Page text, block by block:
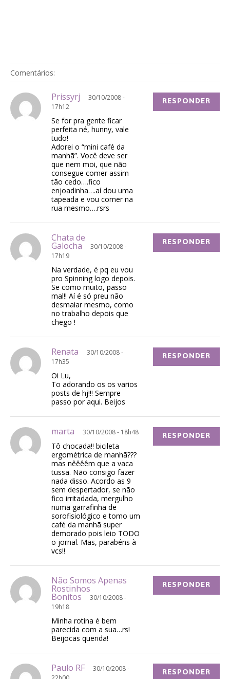
Comentários:
Prissyrj
30/10/2008 -
17h12
Se for pra gente ficar
perfeita né, hunny, vale
tudo!
Adorei o “mini café da
manhã”. Você deve ser
que nem moi, que não
consegue comer assim
tão cedo….fico
enjoadinha….aí dou uma
tapeada e vou comer na
rua mesmo….rsrs
RESPONDER
Chata de
Galocha
30/10/2008 -
17h19
Na verdade, é pq eu vou
pro Spinning logo depois.
Se como muito, passo
mal!! Aí é só preu não
desmaiar mesmo, como
no trabalho depois que
chego !
RESPONDER
Renata
30/10/2008 -
17h35
Oi Lu,
To adorando os os varios
posts de hj!!! Sempre
passo por aqui. Beijos
RESPONDER
marta 30/10/2008 - 18h48
Tô chocada!! bicileta
ergométrica de manhã???
mas nêêêêm que a vaca
tussa. Não consigo fazer
nada disso. Acordo as 9
sem despertador, se não
fico irritadada, mergulho
numa garrafinha de
sorofisiológico e tomo um
café da manhã super
demorado pois leio TODO
o jornal. Mas, parabéns à
vcs!!
RESPONDER
Não Somos Apenas
Rostinhos
Bonitos
30/10/2008 -
19h18
Minha rotina é bem
parecida com a sua…rs!
Beijocas querida!
RESPONDER
Paulo RF
30/10/2008 -
RESPONDER